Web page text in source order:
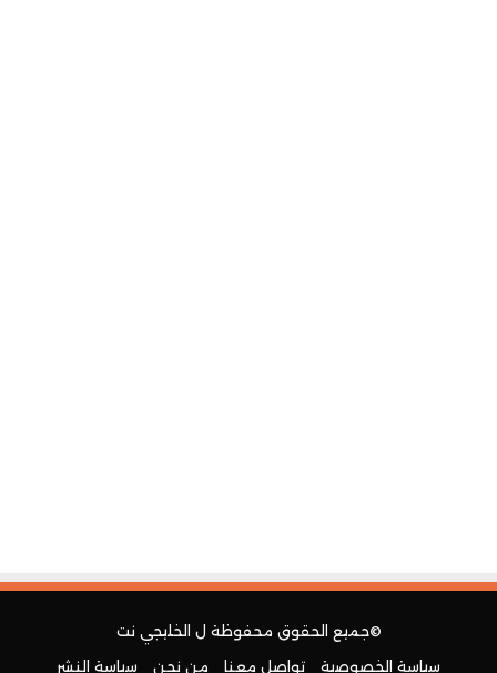
©جميع الحقوق محفوظة ل الخليجي نت
سياسة الخصوصية
تواصل معنا من نحن سياسة النشر